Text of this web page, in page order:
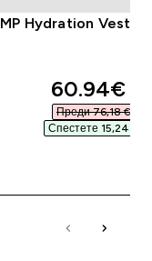
MP Hydration Vest -
60.94€‎
Преди 76,18 €‎
Спестете 15,24 €‎